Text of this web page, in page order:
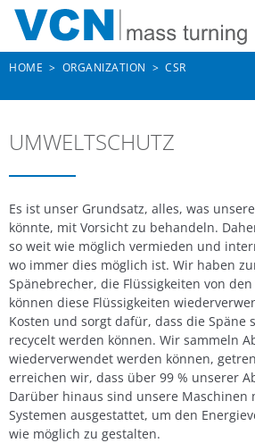
HOME > ORGANIZATION >CSR
UMWELTSCHUTZ
Es ist unser Grundsatz, alles, was
könnte, mit Vorsicht zu behandeln.
so weit wie möglich vermieden und
wo immer dies möglich ist. Wir haben
Spänebrecher, die Flüssigkeiten von
können diese Flüssigkeiten
Kosten und sorgt dafür, dass die Späne
recycelt werden können. Wir sammeln
wiederverwendet werden können,
erreichen wir, dass über 99 % unserer
Darüber hinaus sind unsere Maschinen
Systemen ausgestattet, um den
wie möglich zu gestalten.